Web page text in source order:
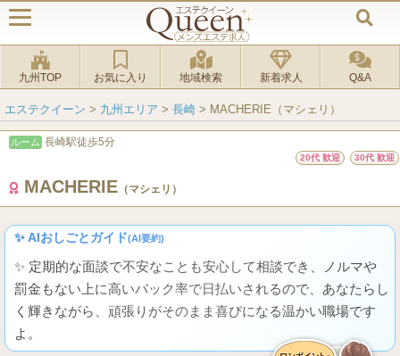
九州TOP お気に入り 地域検索 新着求人 Q&A
エステクイーン > 九州エリア > 長崎 > MACHERIE（マシェリ）
ルーム 長崎駅徒歩5分
20代 歓迎 30代 歓迎
MACHERIE （マシェリ）
✨ AIおしごとガイド(AI要約)
✨ 定期的な面談で不安なことも安心して相談でき、ノルマや
罰金もない上に高いバック率で日払いされるので、あなたらし
く輝きながら、頑張りがそのまま喜びになる温かい職場です
よ。